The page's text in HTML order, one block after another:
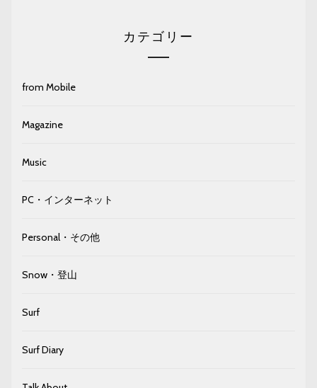
カテゴリー
from Mobile
Magazine
Music
PC・インターネット
Personal・その他
Snow・登山
Surf
Surf Diary